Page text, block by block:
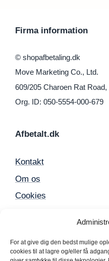
For at give dig den bedst mulige
cookies til at lagre og/eller få
Firma information
© shopafbetaling.dk
Move Marketing Co., Ltd.
609/205 Charoen Rat
Org. ID: 050-5554-000-679
Afbetalt.dk
Kontakt
Om os
Cookies
Populære produkter